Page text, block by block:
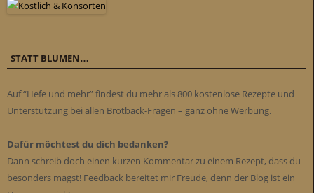
STATT BLUMEN…
Auf “Hefe und mehr” findest du mehr als 800 kostenlose Rezepte und
Unterstützung bei allen Brotback-Fragen – ganz ohne Werbung.
Dafür möchtest du dich bedanken?
Dann schreib doch einen kurzen Kommentar zu einem Rezept, dass du
besonders magst! Feedback bereitet mir Freude, denn der Blog ist ein